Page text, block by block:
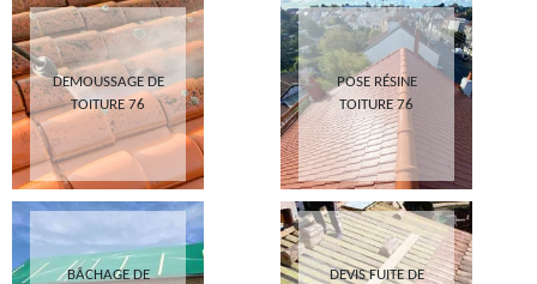
DEMOUSSAGE DE
TOITURE 76
POSE RÉSINE
TOITURE 76
BÂCHAGE DE
DEVIS FUITE DE